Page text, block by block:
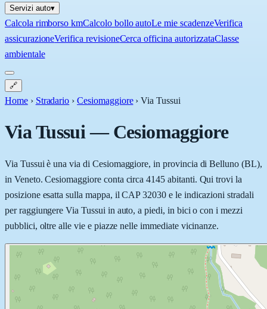
Servizi auto▾
Calcola rimborso kmCalcolo bollo autoLe mie scadenzeVerifica
assicurazioneVerifica revisioneCerca officina autorizzataClasse
ambientale
🔗
Home › Stradario › Cesiomaggiore ›Via Tussui
Via Tussui—Cesiomaggiore
Via Tussui è una via di Cesiomaggiore, in provincia di Belluno (BL),
in Veneto. Cesiomaggiore conta circa 4145 abitanti. Qui trovi la
posizione esatta sulla mappa, il CAP 32030 e le indicazioni stradali
per raggiungere Via Tussui in auto, a piedi, in bici o con i mezzi
pubblici, oltre alle vie e piazze nelle immediate vicinanze.